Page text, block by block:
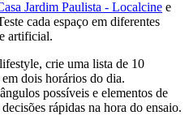
Jardim Paulista - Localcine e
cada espaço em diferentes
artificial.
crie uma lista de 10
dois horários do dia.
possíveis e elementos de
rápidas na hora do ensaio.